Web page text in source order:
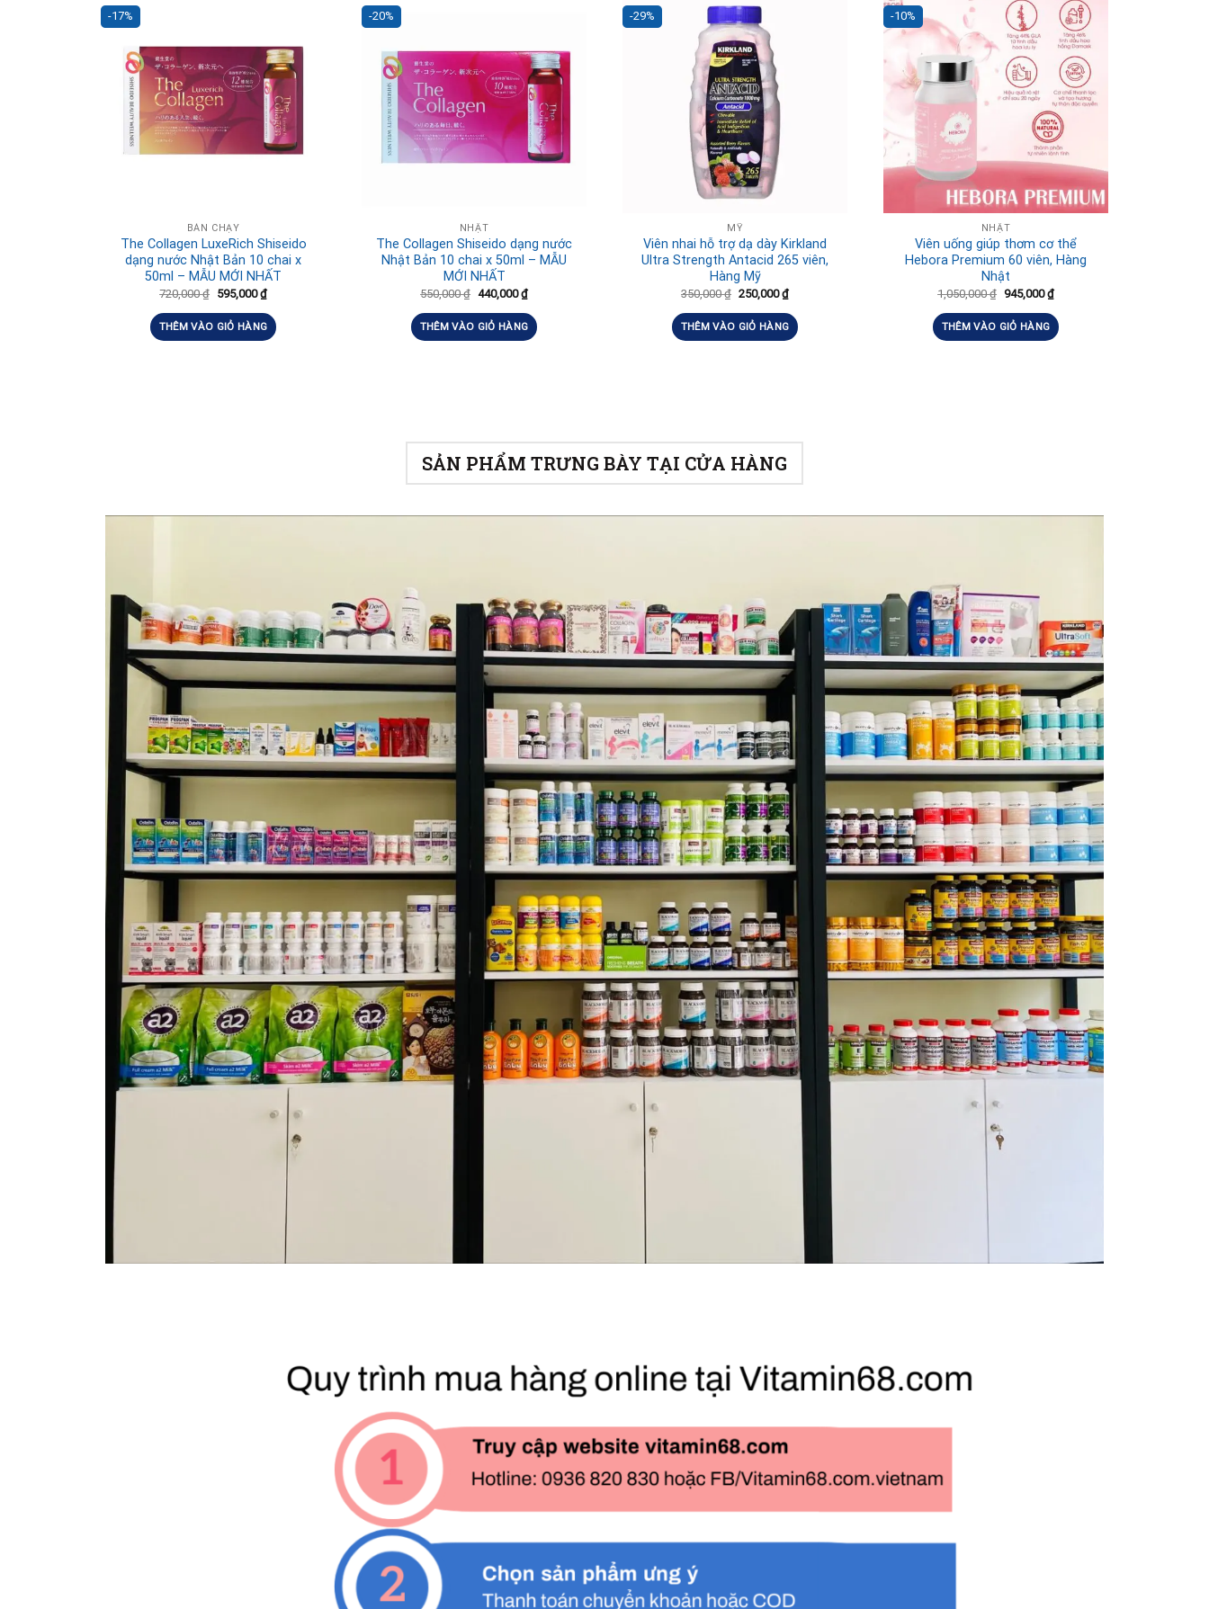
-17%
BÁN CHẠY
The Collagen LuxeRich Shiseido
dạng nước Nhật Bản 10 chai x
50ml – MẪU MỚI NHẤT
720,000₫ 595,000₫
THÊM VÀO GIỎ HÀNG
-20%
NHẬT
The Collagen Shiseido dạng nước
Nhật Bản 10 chai x 50ml – MẪU
MỚI NHẤT
550,000₫ 440,000₫
THÊM VÀO GIỎ HÀNG
-29%
MỸ
Viên nhai hỗ trợ dạ dày Kirkland
Ultra Strength Antacid 265 viên,
Hàng Mỹ
350,000₫ 250,000₫
THÊM VÀO GIỎ HÀNG
-10%
NHẬT
Viên uống giúp thơm cơ thể
Hebora Premium 60 viên, Hàng
Nhật
1,050,000₫ 945,000₫
THÊM VÀO GIỎ HÀNG
SẢN PHẨM TRƯNG BÀY TẠI CỬA HÀNG